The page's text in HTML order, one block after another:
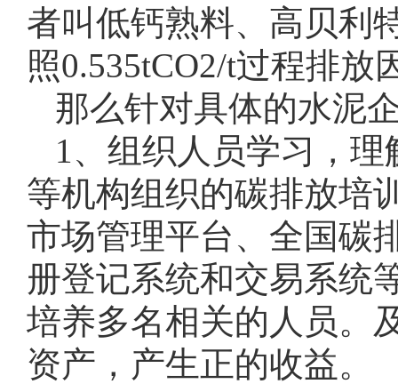
者叫低钙熟料、高贝利
照0.535tCO2/t过程排
那么针对具体的水泥
1、组织人员学习，
等机构组织的碳排放培
市场管理平台、全国碳
册登记系统和交易系统
培养多名相关的人员。
资产，产生正的收益。